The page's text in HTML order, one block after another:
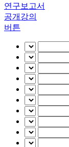
연구보고서
공개강의
버튼